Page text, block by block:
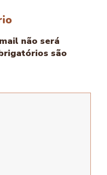
não será
são